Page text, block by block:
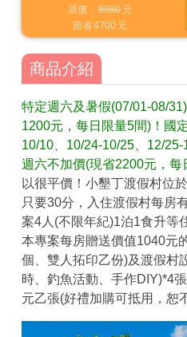
原價： 8980元
節省4700 元
商品介紹
特定週六及暑假(07/01-08/
1200元，每日限量5間)！國
10/10、10/24-10/25、12/
週六不加價(現省2200元，每
以很平價！小墾丁渡假村位
只要30分，入住渡假村每房
案4人(不限年紀)1泊1食升等
本專案每房贈送價值1040元
個、雙人拓印乙份)及渡假村
時、釣魚活動、手作DIY)*4
元乙張(好禮加購可抵用，恕